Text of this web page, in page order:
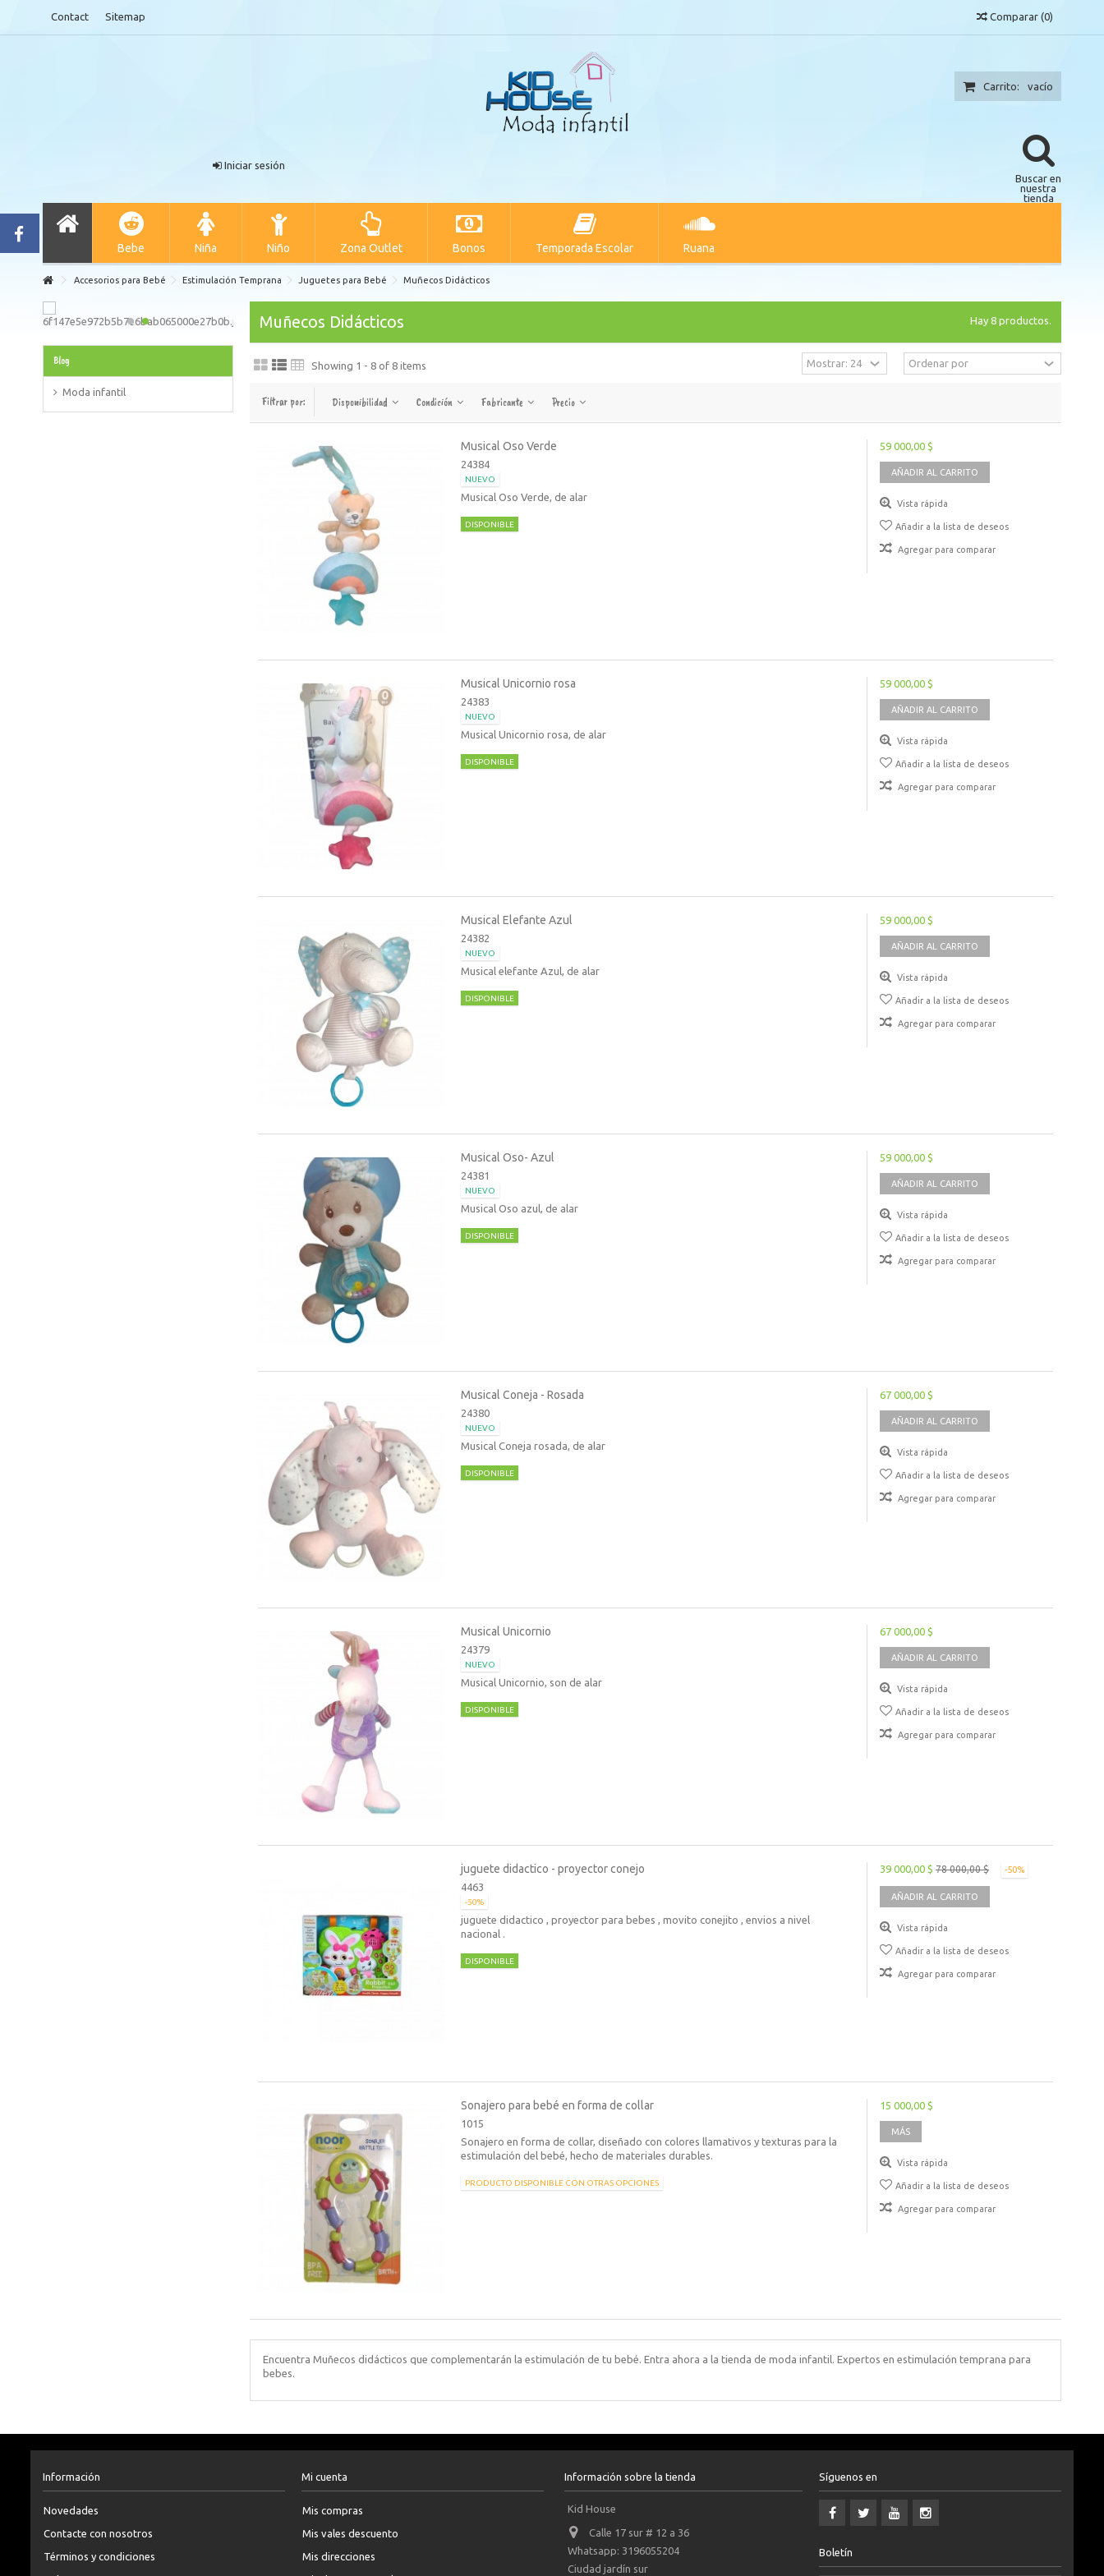
Contact Sitemap Comparar (0)
Carrito: vacío
Buscar en
nuestra
tienda
Iniciar sesión
Bebe Niña Niño Zona Outlet Bonos Temporada Escolar Ruana
Accesorios para Bebé Estimulación Temprana Juguetes para Bebé Muñecos Didácticos
Muñecos Didácticos Hay 8 productos.
Showing 1 - 8 of 8 items
Filtrar por: Disponibilidad Condición Fabricante Precio
Musical Oso Verde
24384
NUEVO
Musical Oso Verde, de alar
DISPONIBLE
59 000,00 $
AÑADIR AL CARRITO
Vista rápida
Añadir a la lista de deseos
Agregar para comparar
Musical Unicornio rosa
24383
NUEVO
Musical Unicornio rosa, de alar
DISPONIBLE
59 000,00 $
AÑADIR AL CARRITO
Vista rápida
Añadir a la lista de deseos
Agregar para comparar
Musical Elefante Azul
24382
NUEVO
Musical elefante Azul, de alar
DISPONIBLE
59 000,00 $
AÑADIR AL CARRITO
Vista rápida
Añadir a la lista de deseos
Agregar para comparar
Musical Oso- Azul
24381
NUEVO
Musical Oso azul, de alar
DISPONIBLE
59 000,00 $
AÑADIR AL CARRITO
Vista rápida
Añadir a la lista de deseos
Agregar para comparar
Musical Coneja - Rosada
24380
NUEVO
Musical Coneja rosada, de alar
DISPONIBLE
67 000,00 $
AÑADIR AL CARRITO
Vista rápida
Añadir a la lista de deseos
Agregar para comparar
Musical Unicornio
24379
NUEVO
Musical Unicornio, son de alar
DISPONIBLE
67 000,00 $
AÑADIR AL CARRITO
Vista rápida
Añadir a la lista de deseos
Agregar para comparar
juguete didactico - proyector conejo
4463
-50%
juguete didactico , proyector para bebes , movito conejito , envios a nivel
nacional .
DISPONIBLE
39 000,00 $ 78 000,00 $ -50%
AÑADIR AL CARRITO
Vista rápida
Añadir a la lista de deseos
Agregar para comparar
Sonajero para bebé en forma de collar
1015
Sonajero en forma de collar, diseñado con colores llamativos y texturas para la
estimulación del bebé, hecho de materiales durables.
PRODUCTO DISPONIBLE CON OTRAS OPCIONES
15 000,00 $
MÁS
Vista rápida
Añadir a la lista de deseos
Agregar para comparar
Encuentra Muñecos didácticos que complementarán la estimulación de tu bebé. Entra ahora a la tienda de moda infantil. Expertos en estimulación temprana para
bebes.
Blog
Moda infantil
Información
Novedades
Contacte con nosotros
Términos y condiciones
Mi cuenta
Mis compras
Mis vales descuento
Mis direcciones
Información sobre la tienda
Kid House
Calle 17 sur # 12 a 36
Whatsapp: 3196055204
Ciudad jardín sur
Síguenos en
Boletín